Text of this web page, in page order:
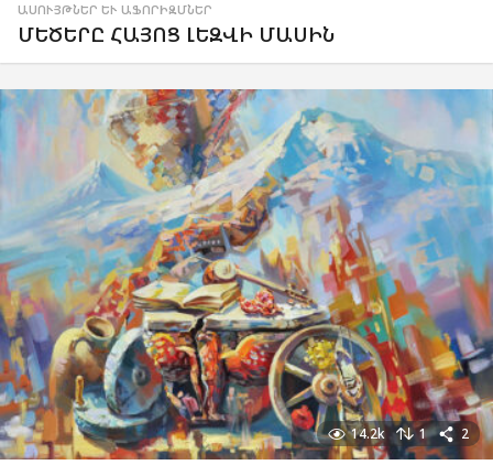
ԱՍՈՒՅԹՆԵՐ ԵՒ ԱՖՈՐԻԶՄՆԵՐ
ՄԵԾԵՐԸ ՀԱՅՈՑ ԼԵԶՎԻ ՄԱՍԻՆ
14.2k 1 2